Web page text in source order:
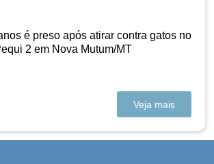
é preso após atirar contra gatos no
2 em Nova Mutum/MT
Veja mais